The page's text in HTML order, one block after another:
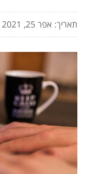
תאריך: אפר 25, 2021